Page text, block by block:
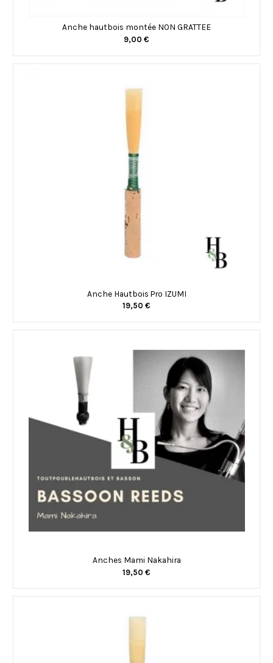
Anche hautbois montée NON GRATTEE
9,00 €
Anche Hautbois Pro IZUMI
19,50 €
Anches Mami Nakahira
19,50 €